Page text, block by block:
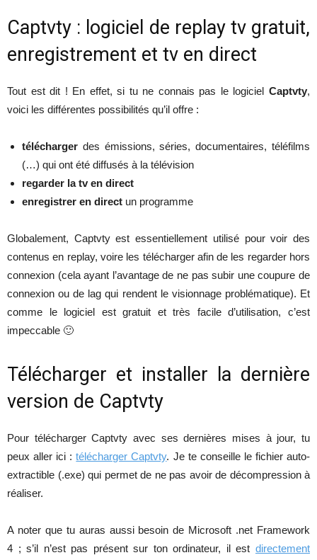
Captvty : logiciel de replay tv gratuit,
enregistrement et tv en direct
Tout est dit ! En effet, si tu ne connais pas le logiciel Captvty,
voici les différentes possibilités qu’il offre :
télécharger des émissions, séries, documentaires, téléfilms
(…) qui ont été diffusés à la télévision
regarder la tv en direct
enregistrer en direct un programme
Globalement, Captvty est essentiellement utilisé pour voir des
contenus en replay, voire les télécharger afin de les regarder hors
connexion (cela ayant l’avantage de ne pas subir une coupure de
connexion ou de lag qui rendent le visionnage problématique). Et
comme le logiciel est gratuit et très facile d’utilisation, c’est
impeccable 🙂
Télécharger et installer la dernière
version de Captvty
Pour télécharger Captvty avec ses dernières mises à jour, tu
peux aller ici :télécharger Captvty. Je te conseille le fichier auto-
extractible (.exe) qui permet de ne pas avoir de décompression à
réaliser.
A noter que tu auras aussi besoin de Microsoft .net Framework
4 ; s’il n’est pas présent sur ton ordinateur, il est directement